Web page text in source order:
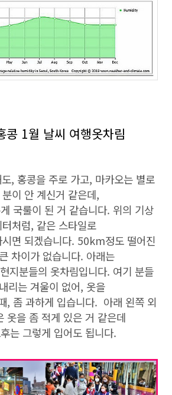
콩 1월 날씨 여행옷차림
, 홍콩을 주로 가고, 마카오는 별로
이 안 계신거 같은데,
국룰이 된 거 같습니다. 위의 기상
터처럼, 같은 스타일로
면 되겠습니다. 50km정도 떨어진
차이가 없습니다. 아래는
지분들의 옷차림입니다. 여기 분들
리는 겨울이 없어, 옷을
, 좀 과하게 입습니다. 아래 왼쪽 외
옷을 좀 적게 있은 거 같은데
는 그렇게 입어도 됩니다.